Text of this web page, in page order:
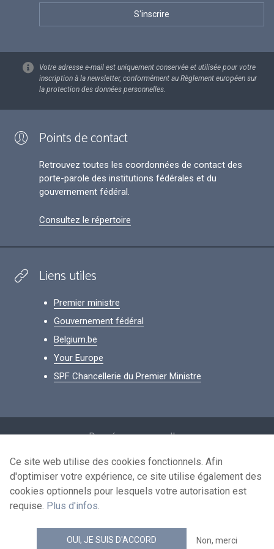
Votre adresse e-mail est uniquement conservée et utilisée pour votre
inscription à la newsletter, conformément au Règlement européen sur
la protection des données personnelles.
Points de contact
Retrouvez toutes les coordonnées de contact des
porte-parole des institutions fédérales et du
gouvernement fédéral.
Consultez le répertoire
Liens utiles
Premier ministre
Gouvernement fédéral
Belgium.be
Your Europe
SPF Chancellerie du Premier Ministre
Données personnelles
Conditions de réutilisation
Contactez-nous
news.belgium flux RSS
Ce site web utilise des cookies fonctionnels. Afin
d'optimiser votre expérience, ce site utilise également des
cookies optionnels pour lesquels votre autorisation est
requise. Plus d'infos.
OUI, JE SUIS D'ACCORD Non, merci